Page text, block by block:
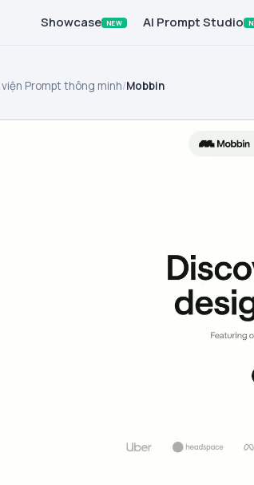
Showcase NEW AI Prompt Studio
Prompt thông minh/Mobbin